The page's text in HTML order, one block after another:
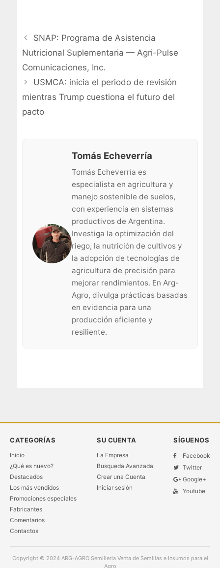
SNAP: Programa de Asistencia
Nutricional Suplementaria — Agri-Pulse
Comunicaciones, Inc.
USMCA: inicia el periodo de revisión
mientras Trump cuestiona el futuro del
pacto
Tomás Echeverría
Tomás Echeverría es
especialista en agricultura y
manejo sostenible de suelos,
con experiencia en sistemas
productivos de Argentina.
Investiga la optimización del
riego, la nutrición de cultivos y
la adopción de tecnologías de
agricultura de precisión para
mejorar rendimientos. En Arg-
Agro, divulga prácticas basadas
en evidencia para una
producción eficiente y
resiliente.
CATEGORÍAS
Inicio
¿Qué es nuevo?
Destacados
Los más vendidos
Promociones especiales
Fabricantes
Comentarios
Contactos
SU CUENTA
La Empresa
Busqueda Avanzada
Crear una Cuenta
Iniciar sesión
SÍGUENOS
Facebook
Twitter
Google+
Youtube
Copyright © 2024 ARG-AGRO Semilleria Venta de Semillas e Insumos para el
Agro